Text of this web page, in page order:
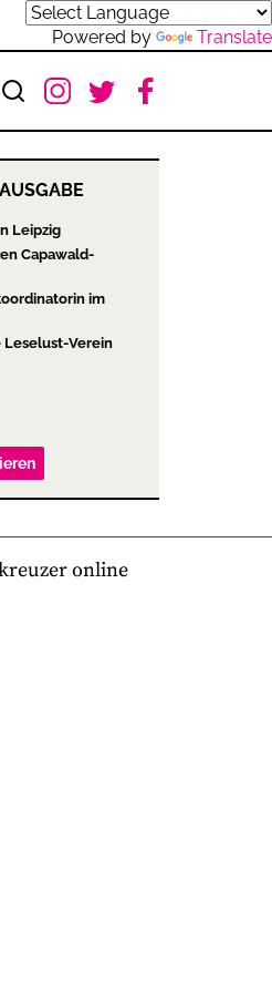
Powered by Translate
Leipzig
Capawald-
im
Leselust-Verein
kreuzer online